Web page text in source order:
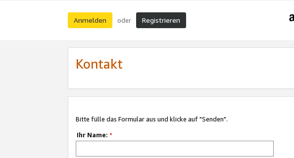
Anmelden oder Registrieren
Kontakt
Bitte fülle das Formular aus und klicke auf "Senden".
Ihr Name: *